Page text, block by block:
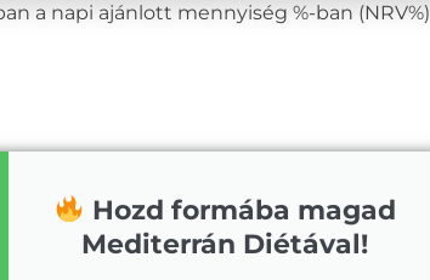
a napi ajánlott mennyiség %-ban (NRV%)
Hozd formába magad
Mediterrán Diétával!